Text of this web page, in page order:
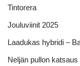
Tintorera
Jouluviinit 2025
Laadukas hybridi –
Neljän pullon